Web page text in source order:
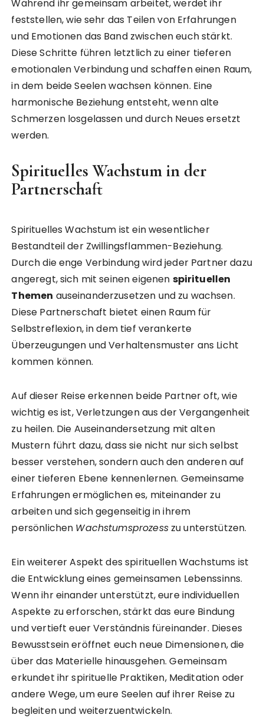
Während ihr gemeinsam arbeitet, werdet ihr
feststellen, wie sehr das Teilen von Erfahrungen
und Emotionen das Band zwischen euch stärkt.
Diese Schritte führen letztlich zu einer tieferen
emotionalen Verbindung und schaffen einen Raum,
in dem beide Seelen wachsen können. Eine
harmonische Beziehung entsteht, wenn alte
Schmerzen losgelassen und durch Neues ersetzt
werden.
Spirituelles Wachstum in der
Partnerschaft
Spirituelles Wachstum ist ein wesentlicher
Bestandteil der Zwillingsflammen-Beziehung.
Durch die enge Verbindung wird jeder Partner dazu
angeregt, sich mit seinen eigenen spirituellen
Themen auseinanderzusetzen und zu wachsen.
Diese Partnerschaft bietet einen Raum für
Selbstreflexion, in dem tief verankerte
Überzeugungen und Verhaltensmuster ans Licht
kommen können.
Auf dieser Reise erkennen beide Partner oft, wie
wichtig es ist, Verletzungen aus der Vergangenheit
zu heilen. Die Auseinandersetzung mit alten
Mustern führt dazu, dass sie nicht nur sich selbst
besser verstehen, sondern auch den anderen auf
einer tieferen Ebene kennenlernen. Gemeinsame
Erfahrungen ermöglichen es, miteinander zu
arbeiten und sich gegenseitig in ihrem
persönlichen Wachstumsprozesszu unterstützen.
Ein weiterer Aspekt des spirituellen Wachstums ist
die Entwicklung eines gemeinsamen Lebenssinns.
Wenn ihr einander unterstützt, eure individuellen
Aspekte zu erforschen, stärkt das eure Bindung
und vertieft euer Verständnis füreinander. Dieses
Bewusstsein eröffnet euch neue Dimensionen, die
über das Materielle hinausgehen. Gemeinsam
erkundet ihr spirituelle Praktiken, Meditation oder
andere Wege, um eure Seelen auf ihrer Reise zu
begleiten und weiterzuentwickeln.